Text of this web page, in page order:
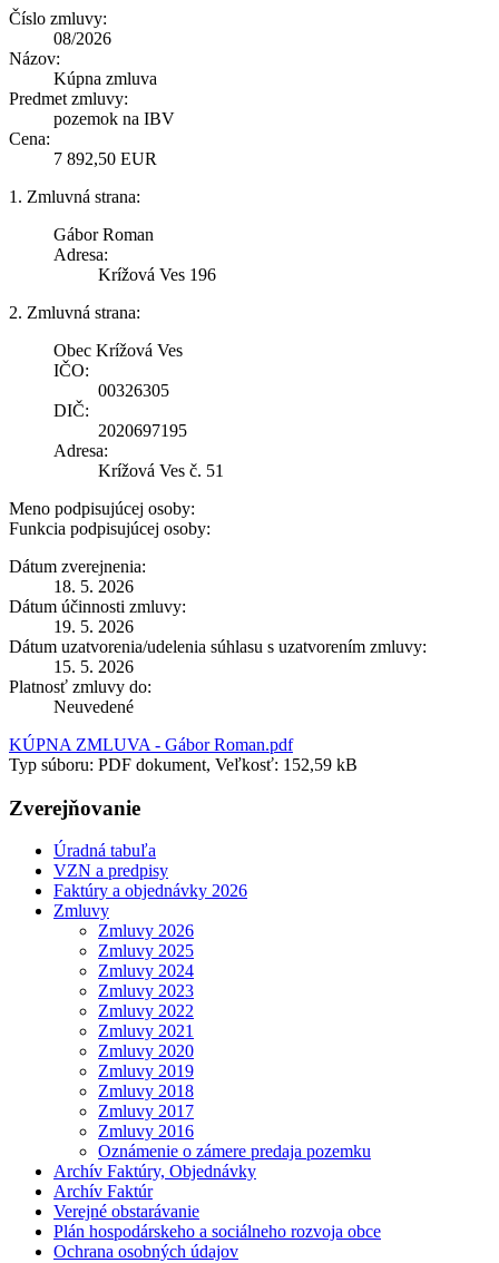
Číslo zmluvy:
08/2026
Názov:
Kúpna zmluva
Predmet zmluvy:
pozemok na IBV
Cena:
7 892,50 EUR
1. Zmluvná strana:
Gábor Roman
Adresa:
Krížová Ves 196
2. Zmluvná strana:
Obec Krížová Ves
IČO:
00326305
DIČ:
2020697195
Adresa:
Krížová Ves č. 51
Meno podpisujúcej osoby:
Funkcia podpisujúcej osoby:
Dátum zverejnenia:
18. 5. 2026
Dátum účinnosti zmluvy:
19. 5. 2026
Dátum uzatvorenia/udelenia súhlasu s uzatvorením zmluvy:
15. 5. 2026
Platnosť zmluvy do:
Neuvedené
KÚPNA ZMLUVA - Gábor Roman.pdf
Typ súboru: PDF dokument, Veľkosť: 152,59 kB
Zverejňovanie
Úradná tabuľa
VZN a predpisy
Faktúry a objednávky 2026
Zmluvy
Zmluvy 2026
Zmluvy 2025
Zmluvy 2024
Zmluvy 2023
Zmluvy 2022
Zmluvy 2021
Zmluvy 2020
Zmluvy 2019
Zmluvy 2018
Zmluvy 2017
Zmluvy 2016
Oznámenie o zámere predaja pozemku
Archív Faktúry, Objednávky
Archív Faktúr
Verejné obstarávanie
Plán hospodárskeho a sociálneho rozvoja obce
Ochrana osobných údajov